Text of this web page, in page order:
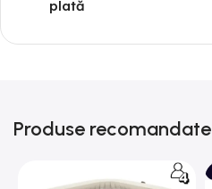
plată
Produse recomandate